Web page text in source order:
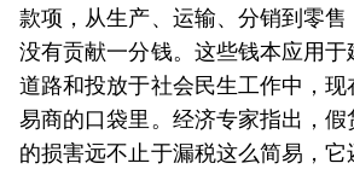
款项，从生产、运输、分销到零
没有贡献一分钱。这些钱本应用于
道路和投放于社会民生工作中，
易商的口袋里。经济专家指出，
的损害远不止于漏税这么简易，